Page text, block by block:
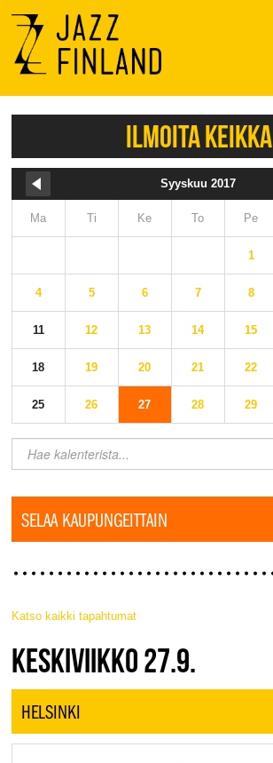
Menu
ILMOITA KEIKKA
Syyskuu 2017
Ma Ti Ke To Pe
1
4 5 6 7 8
11 12 13 14 15
18 19 20 21 22
25 26 27 28 29
SELAA KAUPUNGEITTAIN
Katso kaikki tapahtumat
JAZZ FINLAND LIVE
KESKIVIIKKO 27.9.
HELSINKI